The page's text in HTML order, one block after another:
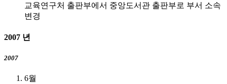
교육연구처 출판부에서 중앙도서관 출판부로 부서 소속
변경
2007 년
2007
6월